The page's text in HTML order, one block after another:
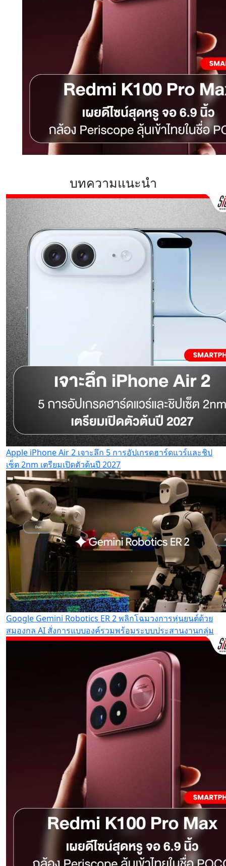
บทความแนะนำ
Apple iPhone Air 2 เจาะลึก 5 การอัปเกรดฮาร์ดแวร์และชิป
เซ็ต 2nm เตรียมเปิดตัวต้นปี 2027
Google Gemini Robotics ER 2 พลิกโฉมวงการหุ่นยนต์ด้วย
สมองกล AI สั่งการแบบองค์รวมพร้อมระบบประสานงานกลุ่ม